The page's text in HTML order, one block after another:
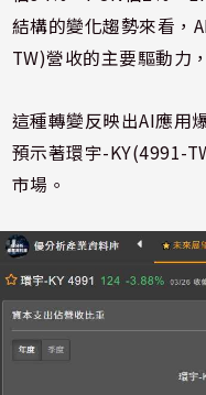
結構的變化趨勢來看，
TW)營收的主要驅動力
這種轉變反映出AI應用
預示著環宇-KY(4991-
市場。